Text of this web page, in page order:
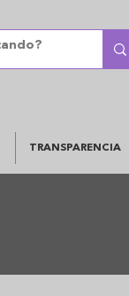
TRANSPARENCIA